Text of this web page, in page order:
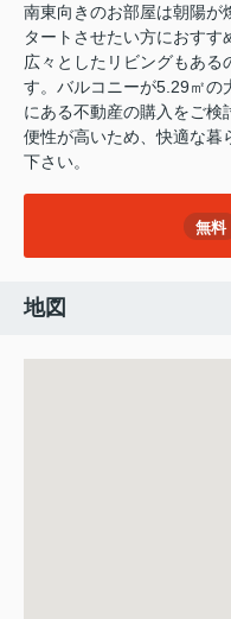
南東向きのお部屋は朝陽が
タートさせたい方におすす
広々としたリビングもある
す。バルコニーが5.29㎡の
にある不動産の購入をご検
便性が高いため、快適な暮
下さい。
無料
地図